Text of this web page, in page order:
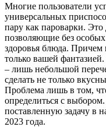
Многие пользователи
универсальных
пару как пароварки.
позволяющие без
здоровья блюда. Причем
только вашей
– лишь небольшой
сделать не только
Проблема лишь в том,
определиться с
поставленную задачу в
2023 года.